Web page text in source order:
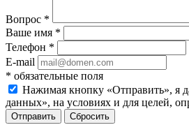
Вопрос *
Ваше имя *
Телефон *
E-mail
* обязательные поля
Нажимая кнопку «Отправить», я
данных», на условиях и для целей,
Сбросить